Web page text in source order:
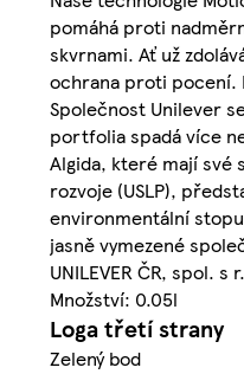
pomáhá proti
skvrnami. Ať už
ochrana proti pocení.
Společnost Unilever
portfolia spadá více
Algida, které mají své
rozvoje (USLP),
environmentální
jasně vymezené
UNILEVER ČR, spol.
Množství: 0.05l
Loga třetí strany
Zelený bod